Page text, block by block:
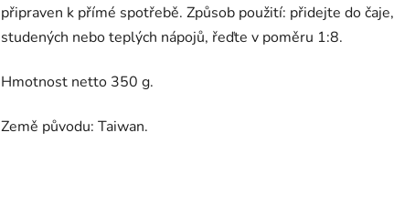
připraven k přímé spotřebě. Způsob použití: přidejte do čaje,
studených nebo teplých nápojů, řeďte v poměru 1:8.
Hmotnost netto 350 g.
Země původu: Taiwan.